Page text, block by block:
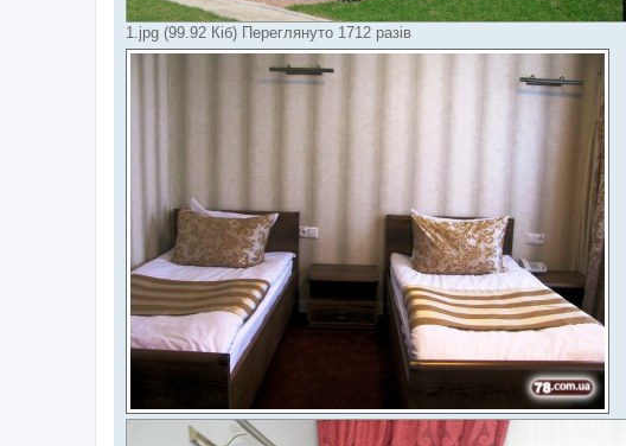
1.jpg (99.92 Кіб) Переглянуто 1712 разів